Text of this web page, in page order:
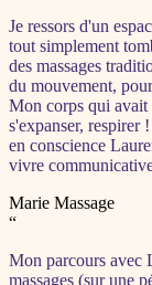
Je ressors d'un
tout simplement
des massages
du mouvement,
Mon corps qui avait
s'expanser, respirer
en conscience
vivre
Marie Massage
“
Mon parcours avec
massages (sur une